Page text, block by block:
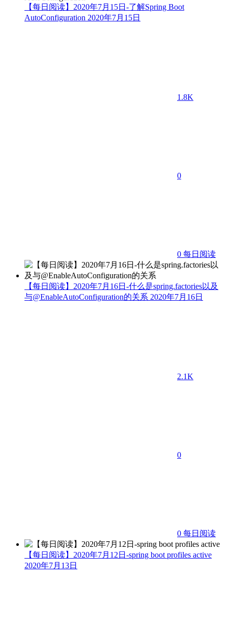
【每日阅读】2020年7月15日-了解Spring Boot
AutoConfiguration 2020年7月15日
1.8K
0
0 每日阅读
【每日阅读】2020年7月16日-什么是spring.factories以及
与@EnableAutoConfiguration的关系 2020年7月16日
2.1K
0
0 每日阅读
【每日阅读】2020年7月12日-spring boot profiles active
2020年7月13日